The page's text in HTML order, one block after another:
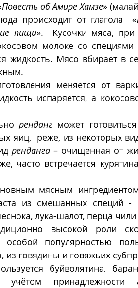
Повесть об Амире Хамзе»
происходит от глагола  «
пищи».  Кусочки мяса,
молоке со
жидкость. Мясо вбирает в
меняется от
испаряется, а
ренданг может
яиц,  реже, из некоторых
ренданга – очищенная от
часто встречается
мясным
из смешанных специй -
лука-шалот, перца чили
высокой роли
особой популярностью
из говядины и говяжьих
буйволятина,
принадлежности